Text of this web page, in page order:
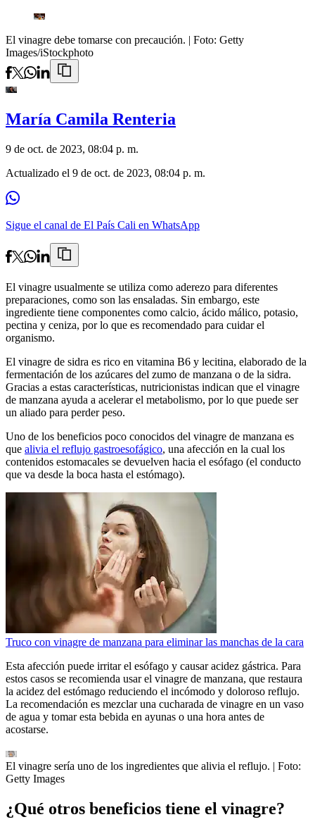
El vinagre debe tomarse con precaución. | Foto: Getty
Images/iStockphoto
María Camila Renteria
9 de oct. de 2023, 08:04 p. m.
Actualizado el 9 de oct. de 2023, 08:04 p. m.
Sigue el canal de El País Cali en WhatsApp
El vinagre usualmente se utiliza como aderezo para diferentes
preparaciones, como son las ensaladas. Sin embargo, este
ingrediente tiene componentes como calcio, ácido málico, potasio,
pectina y ceniza, por lo que es recomendado para cuidar el
organismo.
El vinagre de sidra es rico en vitamina B6 y lecitina, elaborado de la
fermentación de los azúcares del zumo de manzana o de la sidra.
Gracias a estas características, nutricionistas indican que el vinagre
de manzana ayuda a acelerar el metabolismo, por lo que puede ser
un aliado para perder peso.
Uno de los beneficios poco conocidos del vinagre de manzana es
que alivia el reflujo gastroesofágico, una afección en la cual los
contenidos estomacales se devuelven hacia el esófago (el conducto
que va desde la boca hasta el estómago).
Truco con vinagre de manzana para eliminar las manchas de la cara
Esta afección puede irritar el esófago y causar acidez gástrica. Para
estos casos se recomienda usar el vinagre de manzana, que restaura
la acidez del estómago reduciendo el incómodo y doloroso reflujo.
La recomendación es mezclar una cucharada de vinagre en un vaso
de agua y tomar esta bebida en ayunas o una hora antes de
acostarse.
El vinagre sería uno de los ingredientes que alivia el reflujo. | Foto:
Getty Images
¿Qué otros beneficios tiene el vinagre?